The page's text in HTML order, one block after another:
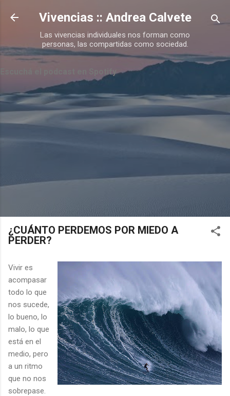
Ir al contenido principal
Vivencias :: Andrea Calvete
Las vivencias individuales nos forman como
personas, las compartidas como sociedad.
Escuchá el podcast en Spotify
¿CUÁNTO PERDEMOS POR MIEDO A
PERDER?
Vivir es
acompasar
todo lo que
nos sucede,
lo bueno, lo
malo, lo que
está en el
medio, pero
a un ritmo
que no nos
sobrepase.